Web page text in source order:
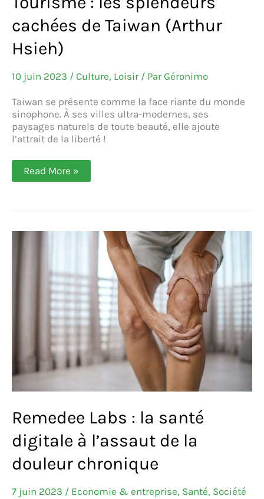
cachées de Taiwan (Arthur
Hsieh)
10 juin 2023 / Culture, Loisir / Par Géronimo
Taiwan se présente comme la face riante du monde
sinophone. À ses villes ultra-modernes, ses
paysages naturels de toute beauté, elle ajoute
l’attrait de la liberté !
Tourisme :
les
(Arthur
Read More »
Remedee Labs : la santé
digitale à l’assaut de la
douleur chronique
7 juin 2023 / Economie & entreprise, Santé, Société